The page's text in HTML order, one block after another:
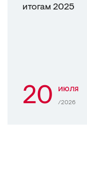
итогам 2025
20 июля
/2026